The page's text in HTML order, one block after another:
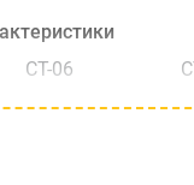
CT-06